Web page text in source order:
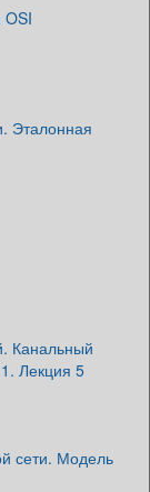
Эталонная
Канальный
Лекция 5
сети. Модель